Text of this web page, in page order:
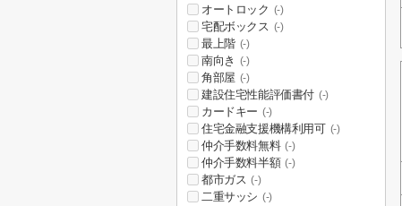
オートロック (-)
宅配ボックス (-)
最上階 (-)
南向き (-)
角部屋 (-)
建設住宅性能評価書付 (-)
カードキー (-)
住宅金融支援機構利用可 (-)
仲介手数料無料 (-)
仲介手数料半額 (-)
都市ガス (-)
二重サッシ (-)